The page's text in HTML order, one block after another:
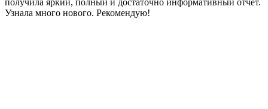
Узнала много нового. Рекомендую!